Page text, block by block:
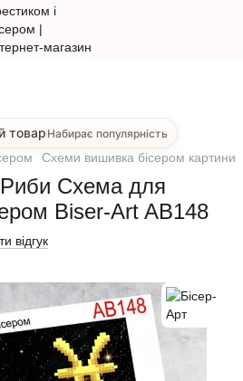
товар Набирає популярність
Схеми вишивка бісером картини
Риби Схема для
Biser-Art AB148
відгук